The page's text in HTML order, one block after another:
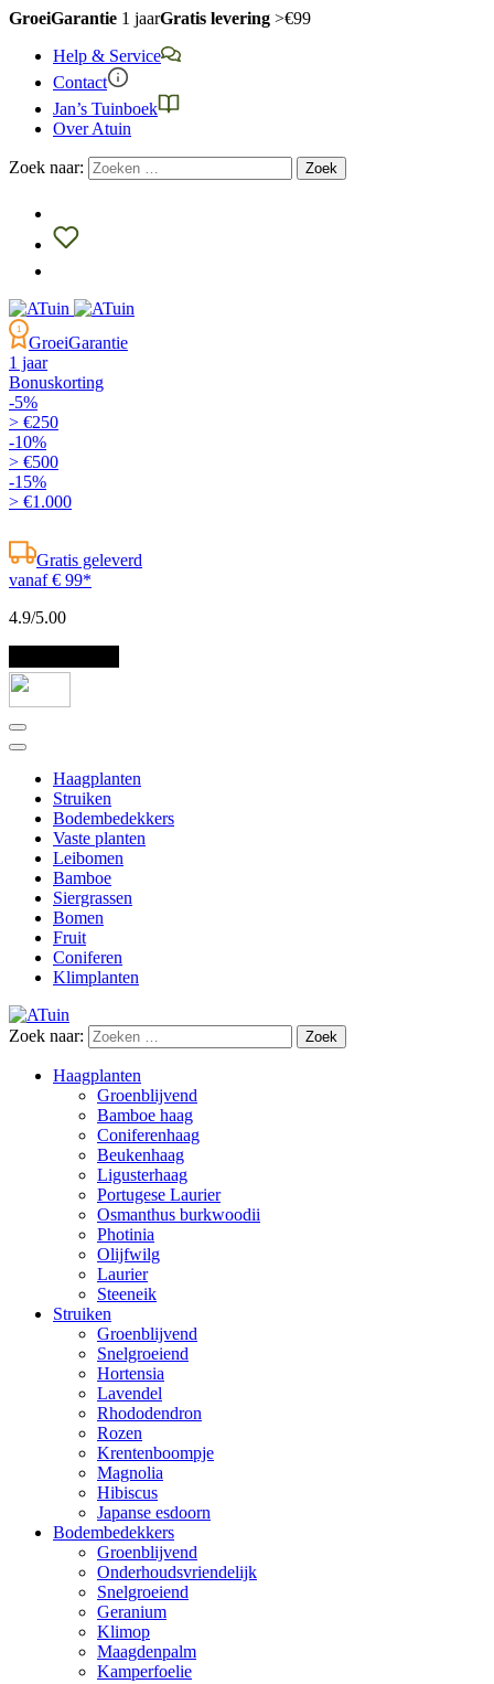
GroeiGarantie 1 jaarGratis levering >€99
Help & Service
Contact
Jan’s Tuinboek
Over Atuin
Zoek naar:
1
GroeiGarantie
1 jaar
Bonuskorting
-5%
> €250
-10%
> €500
-15%
> €1.000
Gratis geleverd
vanaf € 99*
4.9/5.00
Haagplanten
Struiken
Bodembedekkers
Vaste planten
Leibomen
Bamboe
Siergrassen
Bomen
Fruit
Coniferen
Klimplanten
Zoek naar:
Haagplanten
Groenblijvend
Bamboe haag
Coniferenhaag
Beukenhaag
Ligusterhaag
Portugese Laurier
Osmanthus burkwoodii
Photinia
Olijfwilg
Laurier
Steeneik
Struiken
Groenblijvend
Snelgroeiend
Hortensia
Lavendel
Rhododendron
Rozen
Krentenboompje
Magnolia
Hibiscus
Japanse esdoorn
Bodembedekkers
Groenblijvend
Onderhoudsvriendelijk
Snelgroeiend
Geranium
Klimop
Maagdenpalm
Kamperfoelie